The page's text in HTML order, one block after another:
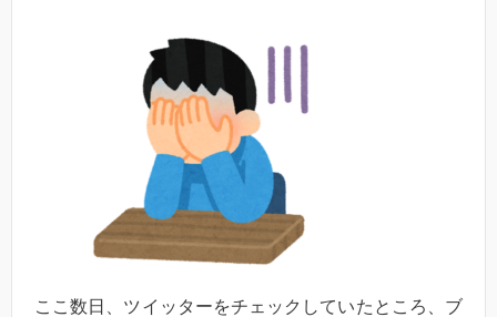
ここ数日、ツイッターをチェックしていたところ、ブ